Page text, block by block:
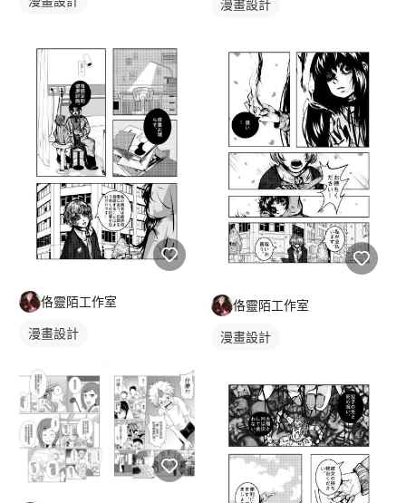
佫靈陌工作室
漫畫設計
漫畫設計
佫靈陌工作室
漫畫設計